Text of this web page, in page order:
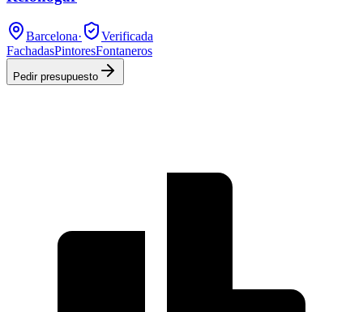
Barcelona·
Verificada
FachadasPintoresFontaneros
Pedir presupuesto